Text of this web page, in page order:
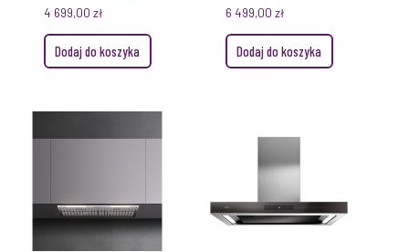
PLUS 120 CM
CZARNY Z
WYCIĄGIEM
4 699,00 zł
Dodaj do koszyka
PLUS 120 CM INOX
WYCIĄG
SZCZELINOWY
PŁYTY
6 499,00 zł
Dodaj do koszyka